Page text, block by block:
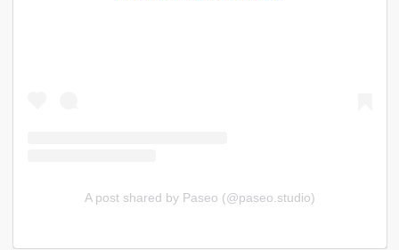
A post shared by Paseo (@paseo.studio)